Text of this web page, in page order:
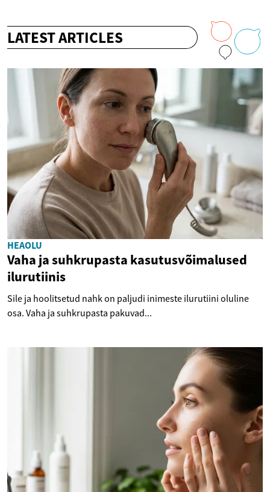
LATEST ARTICLES
HEAOLU
Vaha ja suhkrupasta kasutusvõimalused
ilurutiinis
Sile ja hoolitsetud nahk on paljudi inimeste ilurutiini oluline
osa. Vaha ja suhkrupasta pakuvad...